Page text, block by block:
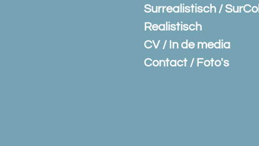
Surrealistisch / SurCol
Realistisch
CV / In de media
Contact / Foto's